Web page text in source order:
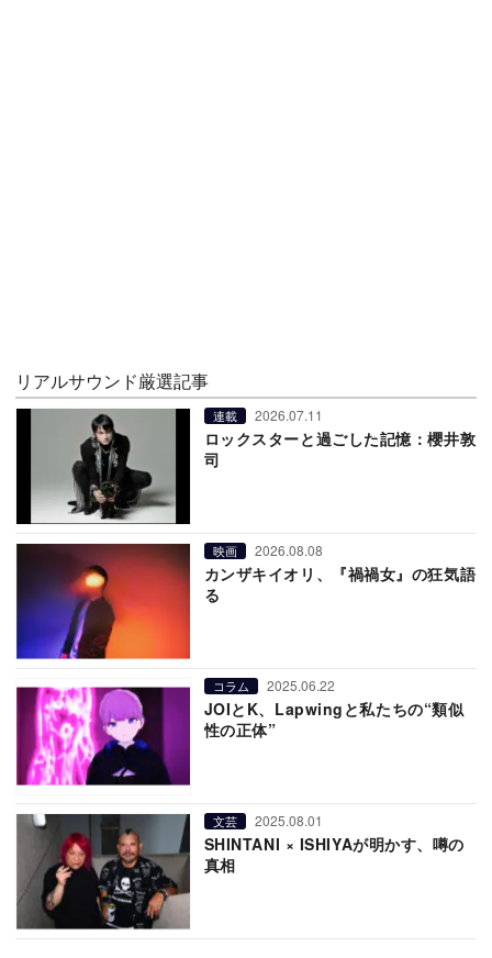
リアルサウンド厳選記事
連載 2026.07.11
ロックスターと過ごした記憶：櫻井敦
司
映画 2026.08.08
カンザキイオリ、『禍禍女』の狂気語
る
コラム 2025.06.22
JOIとK、Lapwingと私たちの“類似
性の正体”
文芸 2025.08.01
SHINTANI × ISHIYAが明かす、噂の
真相